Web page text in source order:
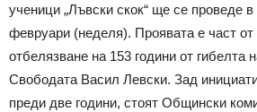
ученици „Лъвски скок“ ще се проведе
февруари (неделя). Проявата е част от
отбелязване на 153 години от гибелта
Свободата Васил Левски. Зад
преди две години, стоят Общински